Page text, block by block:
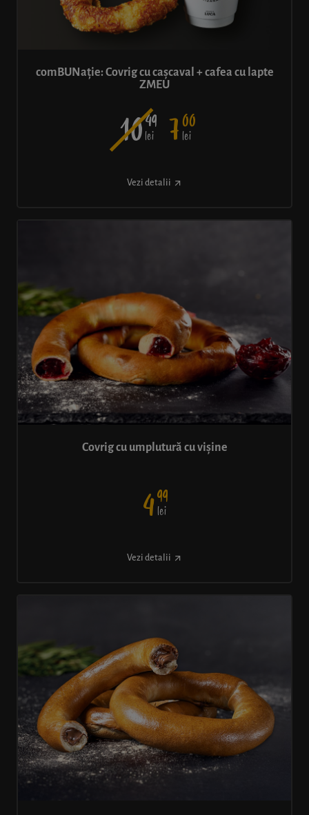
comBUNație: Covrig cu cașcaval + cafea cu lapte
ZMEU
1049
lei 700
lei
Vezi detalii
Covrig cu umplutură cu vișine
499
lei
Vezi detalii